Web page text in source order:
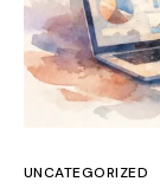
UNCATEGORIZED